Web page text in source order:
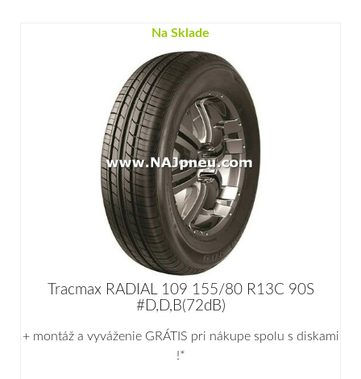
Na Sklade
Tracmax RADIAL 109 155/80 R13C 90S
#D,D,B(72dB)
+ montáž a vyváženie GRÁTIS pri nákupe spolu s diskami
!*